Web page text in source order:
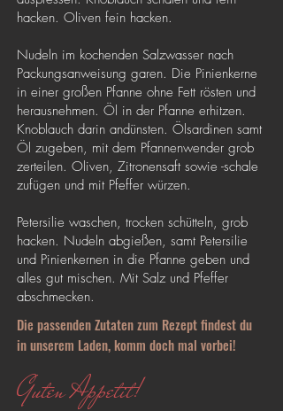
hacken. Oliven fein hacken.
Nudeln im kochenden Salzwasser nach
Packungsanweisung garen. Die Pinienkerne
in einer großen Pfanne ohne Fett rösten und
herausnehmen. Öl in der Pfanne erhitzen.
Knoblauch darin andünsten. Ölsardinen samt
Öl zugeben, mit dem Pfannenwender grob
zerteilen. Oliven, Zitronensaft sowie -schale
zu­fügen und mit Pfeffer würzen.
Petersilie waschen, trocken schütteln, grob
hacken. Nudeln abgießen, samt Petersilie
und Pinienkernen in die Pfanne geben und
alles gut mischen. Mit Salz und Pfeffer
abschmecken.
Die passenden Zutaten zum Rezept findest du
in unserem Laden, komm doch mal vorbei!
Guten Appetit!